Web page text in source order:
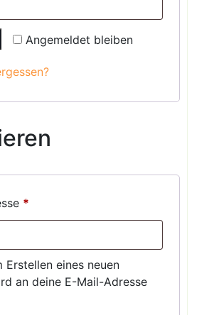
Angemeldet bleiben
*
Erstellen eines neuen
an deine E-Mail-Adresse